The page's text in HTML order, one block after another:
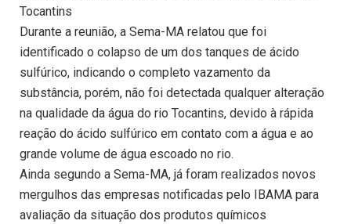
Tocantins
Durante a reunião, a Sema-MA relatou que foi
identificado o colapso de um dos tanques de ácido
sulfúrico, indicando o completo vazamento da
substância, porém, não foi detectada qualquer alteração
na qualidade da água do rio Tocantins, devido à rápida
reação do ácido sulfúrico em contato com a água e ao
grande volume de água escoado no rio.
Ainda segundo a Sema-MA, já foram realizados novos
mergulhos das empresas notificadas pelo IBAMA para
avaliação da situação dos produtos químicos